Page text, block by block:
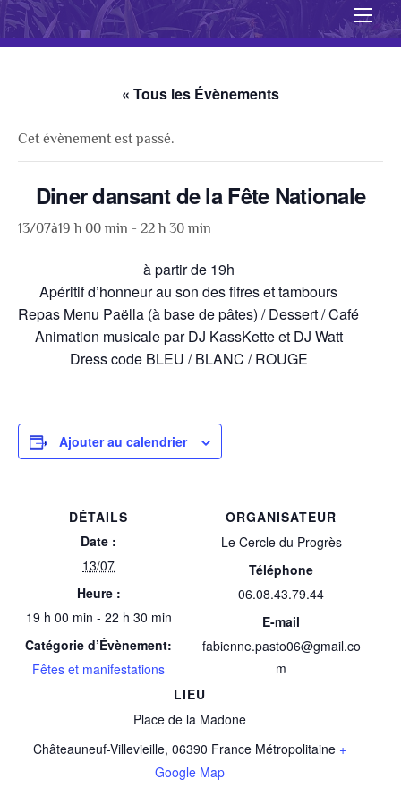
« Tous les Évènements
Cet évènement est passé.
Diner dansant de la Fête Nationale
13/07à19 h 00 min - 22 h 30 min
à partir de 19h
Apéritif d’honneur au son des fifres et tambours
Repas Menu Paëlla (à base de pâtes) / Dessert / Café
Animation musicale par DJ KassKette et DJ Watt
Dress code BLEU / BLANC / ROUGE
Ajouter au calendrier
DÉTAILS
Date :
13/07
Heure :
19 h 00 min - 22 h 30 min
Catégorie d’Évènement:
Fêtes et manifestations
LIEU
Place de la Madone
Châteauneuf-Villevieille, 06390 France Métropolitaine +
Google Map
ORGANISATEUR
Le Cercle du Progrès
Téléphone
06.08.43.79.44
E-mail
fabienne.pasto06@gmail.co
m